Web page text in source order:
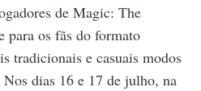
de Magic: The
para os fãs do formato
tradicionais e casuais modos
dias 16 e 17 de julho, na